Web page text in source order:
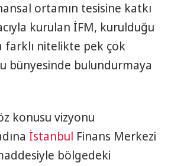
ortamın tesisine katkı
kurulan İFM, kurulduğu
farklı nitelikte pek çok
bünyesinde bulundurmaya
konusu vizyonu
İstanbul Finans Merkezi
bölgedeki